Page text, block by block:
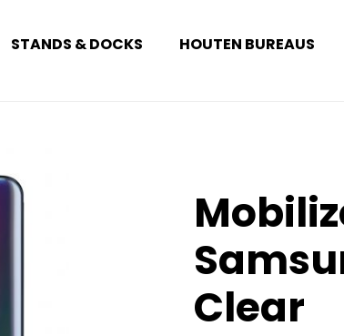
STANDS & DOCKS HOUTEN BUREAUS
Clear